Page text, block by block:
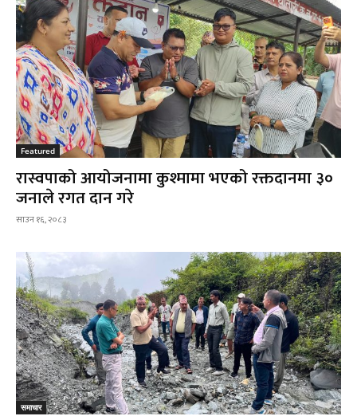
Featured
रास्वपाको आयोजनामा कुश्मामा भएको रक्तदानमा ३०
जनाले रगत दान गरे
साउन १६, २०८३
समाचार